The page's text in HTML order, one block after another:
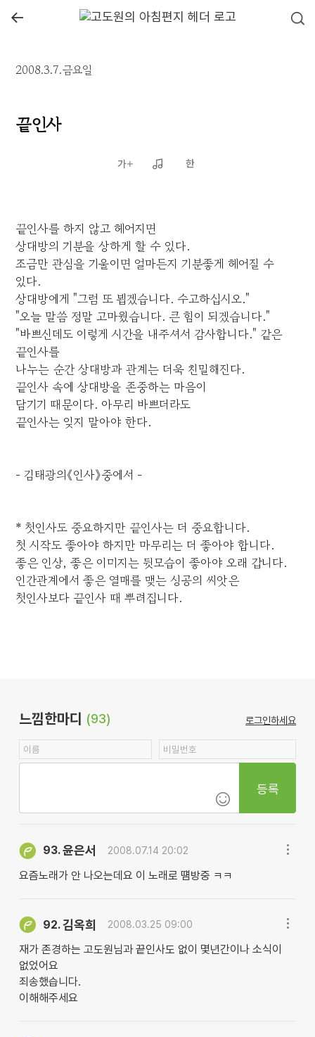
←
2008.3.7.금요일
끝인사
끝인사를 하지 않고 헤어지면
상대방의 기분을 상하게 할 수 있다.
조금만 관심을 기울이면 얼마든지 기분좋게 헤어질 수
있다.
상대방에게 "그럼 또 뵙겠습니다. 수고하십시오."
"오늘 말씀 정말 고마웠습니다. 큰 힘이 되겠습니다."
"바쁘신데도 이렇게 시간을 내주셔서 감사합니다." 같은
끝인사를
나누는 순간 상대방과 관계는 더욱 친밀해진다.
끝인사 속에 상대방을 존중하는 마음이
담기기 때문이다. 아무리 바쁘더라도
끝인사는 잊지 말아야 한다.
- 김태광의《인사》중에서 -
* 첫인사도 중요하지만 끝인사는 더 중요합니다.
첫 시작도 좋아야 하지만 마무리는 더 좋아야 합니다.
좋은 인상, 좋은 이미지는 뒷모습이 좋아야 오래 갑니다.
인간관계에서 좋은 열매를 맺는 성공의 씨앗은
첫인사보다 끝인사 때 뿌려집니다.
느낌한마디 (93) 로그인하세요
등록
93.윤은서 2008.07.14 20:02
요즘노래가 안 나오는데요 이 노래로 떔방중 ㅋㅋ
92.김옥희 2008.03.25 09:00
재가 존경하는 고도원님과 끝인사도 없이 몇년간이나 소식이
없었어요
죄송했습니다.
이해해주세요